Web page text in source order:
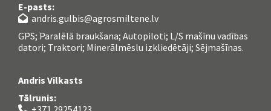
E-pasts:
 andris.gulbis@agrosmiltene.lv
GPS; Paralēlā braukšana; Autopiloti; L/S mašīnu vadības
datori; Traktori; Minerālmēslu izkliedētāji; Sējmašīnas.
Andris Vilkasts
Tālrunis: